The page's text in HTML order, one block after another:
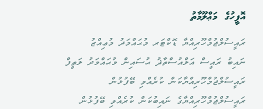
އޮފީހުގެ މަޢްލޫމާތު
ރައީސުލްޖުމްހޫރިއްޔާ ޑޮކްޓަރ މުޙައްމަދު މުޢިއްޒު
ނައިބު ރައީސް އަލްއުސްތާޛު ޙުސައިން މުޙައްމަދު ލަޠީފް
ރައީސުލްޖުމްހޫރިއްޔާކަން ކުރެއްވި ބޭފުޅުން
ރައީސުލްޖުމްހޫރިއްޔާގެ ނައިބުކަން ކުރެއްވި ބޭފުޅުން